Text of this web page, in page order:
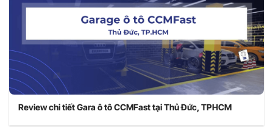
Review chi tiết Gara ô tô CCMFast tại Thủ Đức, TPHCM